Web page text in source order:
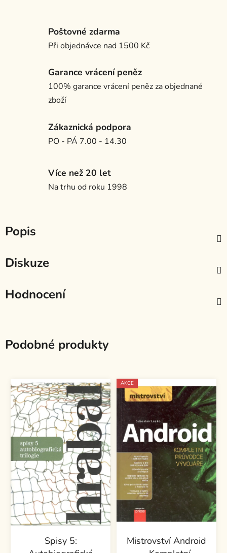
Poštovné zdarma
Při objednávce nad 1500 Kč
Garance vrácení peněz
100% garance vrácení peněz za objednané
zboží
Zákaznická podpora
PO - PÁ 7.00 - 14.30
Více než 20 let
Na trhu od roku 1998
Popis
Diskuze
Hodnocení
Podobné produkty
Spisy 5:
AKCE
Mistrovství Android